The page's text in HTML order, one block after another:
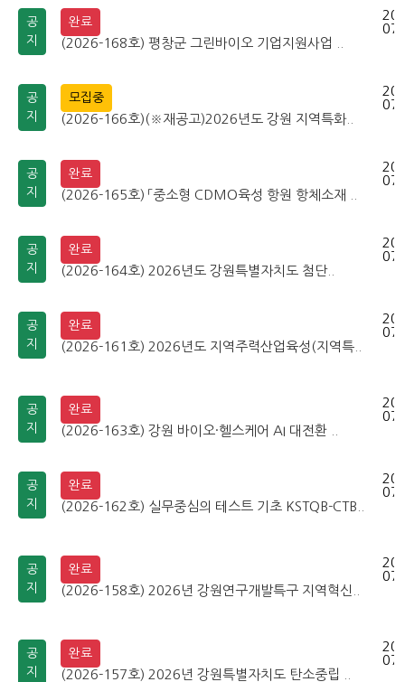
공
지
완료
(2026-168호) 평창군 그린바이오 기업지원사업 ..
공
지
모집중
(2026-166호)(※재공고)2026년도 강원 지역특화..
공
지
완료
(2026-165호) 「중소형 CDMO육성 항원 항체소재 ..
공
지
완료
(2026-164호) 2026년도 강원특별자치도 첨단..
공
지
완료
(2026-161호) 2026년도 지역주력산업육성(지역특..
공
지
완료
(2026-163호) 강원 바이오·헬스케어 AI 대전환 ..
공
지
완료
(2026-162호) 실무중심의 테스트 기초 KSTQB-CTB..
공
지
완료
(2026-158호) 2026년 강원연구개발특구 지역혁신..
공
지
완료
(2026-157호) 2026년 강원특별자치도 탄소중립 ..